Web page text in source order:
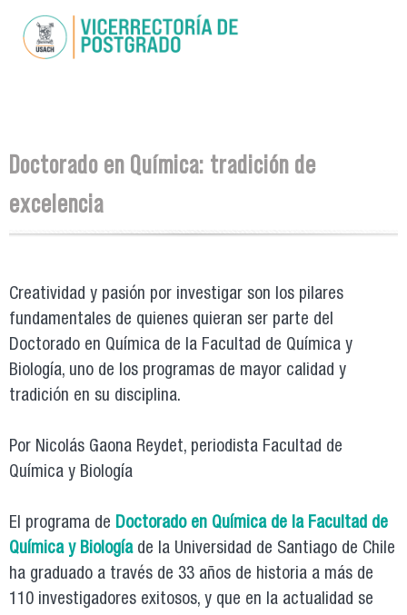
contenido
Se encuentra usted aquí
Doctorado en Química: tradición de
excelencia
Creatividad y pasión por investigar son los pilares
fundamentales de quienes quieran ser parte del
Doctorado en Química de la Facultad de Química y
Biología, uno de los programas de mayor calidad y
tradición en su disciplina.
Por Nicolás Gaona Reydet, periodista Facultad de
Química y Biología
El programa de Doctorado en Química de la Facultad de
Química y Biologíade la Universidad de Santiago de Chile
ha graduado a través de 33 años de historia a más de
110 investigadores exitosos, y que en la actualidad se